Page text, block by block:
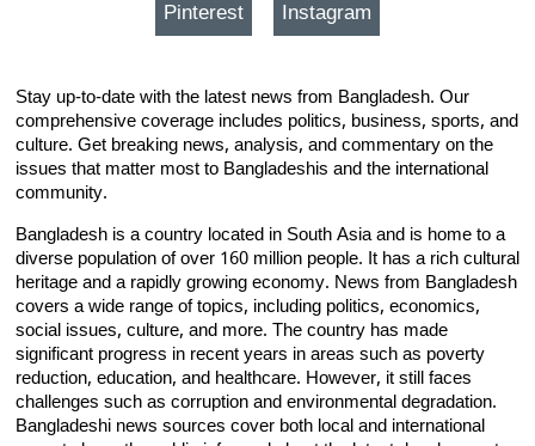
Pinterest Instagram
Stay up-to-date with the latest news from Bangladesh. Our
comprehensive coverage includes politics, business, sports, and
culture. Get breaking news, analysis, and commentary on the
issues that matter most to Bangladeshis and the international
community.
Bangladesh is a country located in South Asia and is home to a
diverse population of over 160 million people. It has a rich cultural
heritage and a rapidly growing economy. News from Bangladesh
covers a wide range of topics, including politics, economics,
social issues, culture, and more. The country has made
significant progress in recent years in areas such as poverty
reduction, education, and healthcare. However, it still faces
challenges such as corruption and environmental degradation.
Bangladeshi news sources cover both local and international